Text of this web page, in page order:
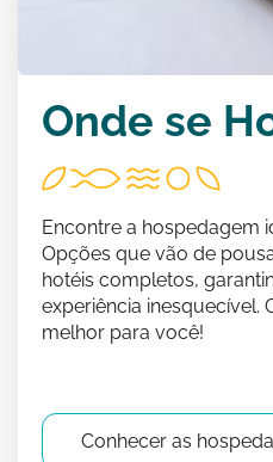
Onde se
Encontre a hospedagem
Opções que vão de
hotéis completos,
experiência inesquecível.
melhor para você!
Conhecer as